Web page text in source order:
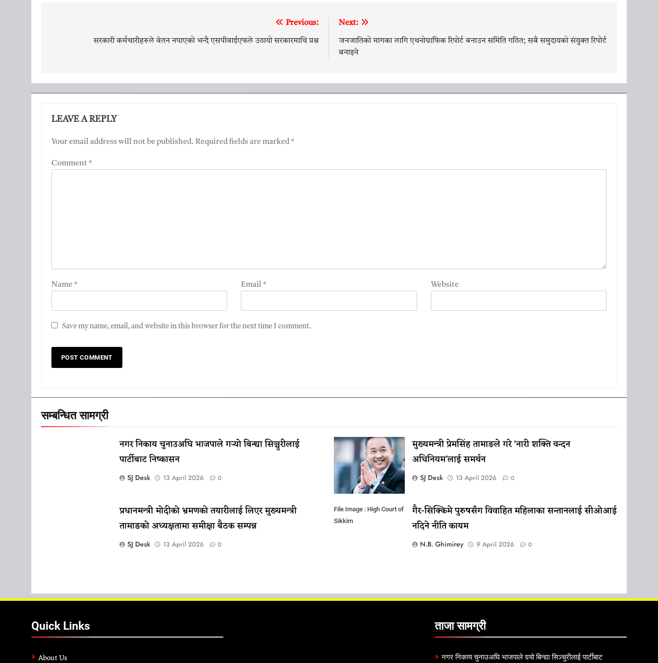
navigation
Previous:
सरकारी कर्मचारीहरूले वेतन नपाएको भन्दै एसपीवाईएफले उठायो सरकारमाथि प्रश्न
Next:
जनजातिको मागका लागि एथनोग्राफिक रिपोर्ट बनाउन समिति गठित; सबै समुदायको संयुक्त रिपोर्ट
बनाइने
LEAVE A REPLY
Your email address will not be published. Required fields are marked*
Comment*
Name* Email* Website
Save my name, email, and website in this browser for the next time I comment.
सम्बन्धित सामग्री
नगर निकाय चुनाउअघि भाजपाले गर्‍यो बिन्द्या सिञ्चुरीलाई
पार्टीबाट निष्कासन
SJ Desk 13 April 2026 0
मुख्यमन्त्री प्रेमसिंह तामाङले गरे ‘नारी शक्ति वन्दन
अधिनियम’लाई समर्थन
SJ Desk 13 April 2026 0
प्रधानमन्त्री मोदीको भ्रमणको तयारीलाई लिएर मुख्यमन्त्री
तामाङको अध्यक्षतामा समीक्षा बैठक सम्पन्न
SJ Desk 13 April 2026 0
File Image : High Court of
Sikkim
गैर-सिक्किमे पुरुषसँग विवाहित महिलाका सन्तानलाई सीओआई
नदिने नीति कायम
N.B. Ghimirey 9 April 2026 0
Quick Links
About Us
ताजा सामग्री
नगर निकाय चुनाउअघि भाजपाले गर्‍यो बिन्द्या सिञ्चुरीलाई पार्टीबाट